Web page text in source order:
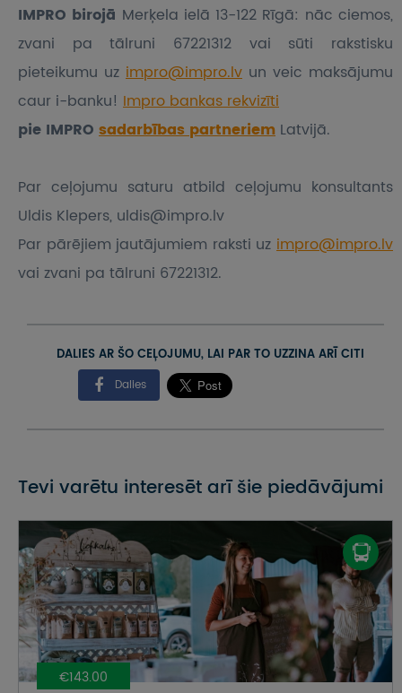
IMPRO birojā Merķela ielā 13-122 Rīgā: nāc ciemos,
zvani pa tālruni 67221312 vai sūti rakstisku
pieteikumu uz impro@impro.lv un veic maksājumu
caur i-banku! Impro bankas rekvizīti
pie IMPRO sadarbības partneriem Latvijā.
Par ceļojumu saturu atbild ceļojumu konsultants
Uldis Klepers, uldis@impro.lv
Par pārējiem jautājumiem raksti uz impro@impro.lv
vai zvani pa tālruni 67221312.
DALIES AR ŠO CEĻOJUMU, LAI PAR TO UZZINA ARĪ CITI
Dalies
Tevi varētu interesēt arī šie piedāvājumi
€143.00